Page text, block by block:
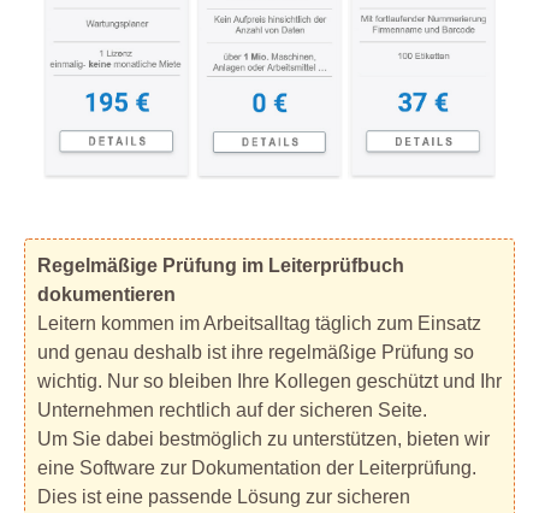
Regelmäßige Prüfung im Leiterprüfbuch
dokumentieren
Leitern kommen im Arbeitsalltag täglich zum Einsatz
und genau deshalb ist ihre regelmäßige Prüfung so
wichtig. Nur so bleiben Ihre Kollegen geschützt und Ihr
Unternehmen rechtlich auf der sicheren Seite.
Um Sie dabei bestmöglich zu unterstützen, bieten wir
eine Software zur Dokumentation der Leiterprüfung.
Dies ist eine passende Lösung zur sicheren